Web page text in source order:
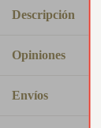
Descripción
Opiniones
Envíos